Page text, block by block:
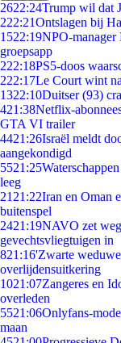
2622:24Trump wil dat
222:21Ontslagen bij
1522:19NPO-manager
groepsapp
222:18PS5-doos
222:17Le Court wint
1322:10Duitser (93)
421:38Netflix-
GTA VI trailer
4421:26Israël meldt
aangekondigd
5521:25
leeg
21 21:22Iran en Oman
buitenspel
2421:19NAVO zet
gevechtsvliegtuigen in
821:16'Zwarte
overlijdensuitkering
1021:07Zangeres en
overleden
5521:06Onlyfans-
maan